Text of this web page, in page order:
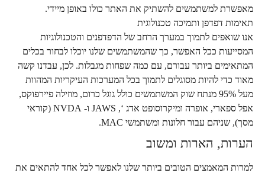
מאפשרת למשתמשים להשתיק את האתר כולו באופן מיידי.
תאימות דפדפן ותמיכה טכנולוגית
אנו שואפים לתמוך במערך הרחב של הדפדפנים והטכנולוגיות
המסייעות ככל האפשר, כך שהמשתמשים שלנו יוכלו לבחור בכלים
המתאימים ביותר עבורם, עם כמה שפחות מגבלות. לכן, עבדנו קשה
מאוד כדי להיות מסוגלים לתמוך בכל המערכות העיקריות המהוות
מעל 95% מנתח שוק המשתמשים כולל גוגל כרום, מוזילה פיירפוקס,
אפל ספארי, אופרה ומיקרוסופט אדג ‘, JAWS ו- NVDA (קוראי
מסך), שניהם עבור חלונות ומשתמשי MAC.
הערות, הארות ומשוב
למרות המאמצים הטובים ביותר שלנו לאפשר לכל אחד להתאים את